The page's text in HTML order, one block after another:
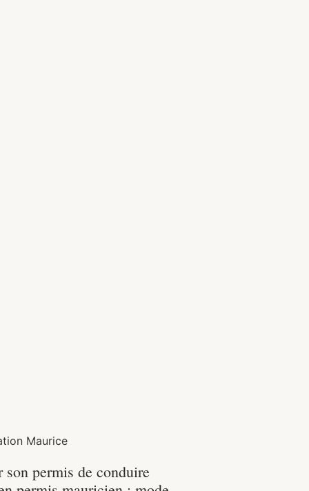
Maurice
son permis de conduire